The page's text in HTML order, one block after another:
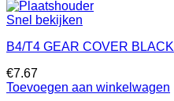
Snel bekijken
B4/T4 GEAR COVER BLACK
€7.67
Toevoegen aan winkelwagen